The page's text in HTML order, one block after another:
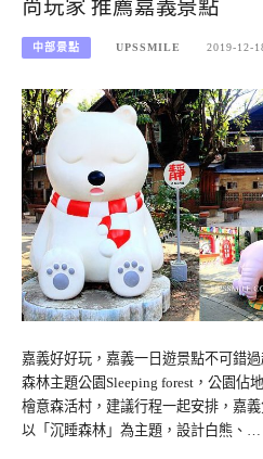
尚玩家 推薦嘉義景點
中部景點 UPSSMILE 2019-12-
嘉義好好玩，嘉義一日遊景點不可錯
森林主題公園Sleeping forest，公園佔
檜意森活村，建議行程一起安排，嘉
以「沉睡森林」為主題，設計白熊、…